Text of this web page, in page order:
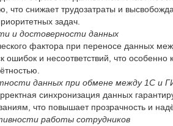
что снижает трудозатраты и
задач.
и достоверности данных
фактора при переносе данных
ошибок и несоответствий, что
данных при обмене между 1С и
синхронизация данных
что повышает прозрачность и
работы сотрудников